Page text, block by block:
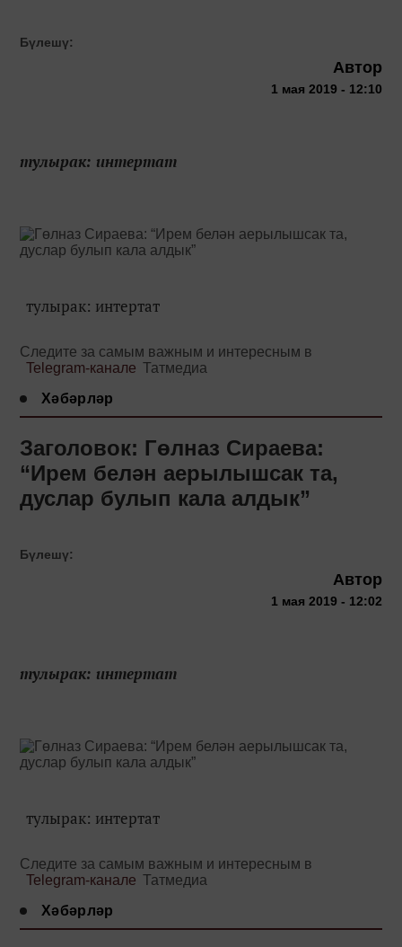
Бүлешү:
Автор
1 мая 2019 - 12:10
тулырак: интертат
тулырак: интертат
Следите за самым важным и интересным в
Telegram-канале Татмедиа
Хәбәрләр
Заголовок: Гөлназ Сираева:
“Ирем белән аерылышсак та,
дуслар булып кала алдык”
Бүлешү:
Автор
1 мая 2019 - 12:02
тулырак: интертат
тулырак: интертат
Следите за самым важным и интересным в
Telegram-канале Татмедиа
Хәбәрләр